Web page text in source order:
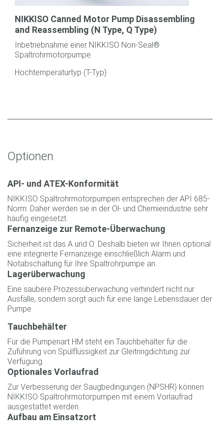
NIKKISO Canned Motor Pump Disassembling
and Reassembling (N Type, Q Type)
Inbetriebnahme einer NIKKISO Non-Seal®
Spaltrohrmotorpumpe.
Hochtemperaturtyp (T-Typ)
Optionen
API- und ATEX-Konformität
NIKKISO Spaltrohrmotorpumpen entsprechen der API 685-
Norm. Daher werden sie in der Öl- und Chemieindustrie sehr
häufig eingesetzt.
Fernanzeige zur Remote-Überwachung
Sicherheit ist das A und O: Deshalb bieten wir Ihnen optional
eine integrierte Fernanzeige einschließlich Alarm und
Notabschaltung für Ihre Spaltrohrpumpe an.
Lagerüberwachung
Eine saubere Prozessüberwachung verhindert nicht nur
Ausfälle, sondern sorgt auch für eine lange Lebensdauer der
Pumpe.
Tauchbehälter
Für die Pumpenart HM steht ein Tauchbehälter für die
Zuführung von Spülflüssigkeit zur Gleitringdichtung zur
Verfügung.
Optionales Vorlaufrad
Zur Verbesserung der Saugbedingungen (NPSHR) können
NIKKISO Spaltrohrmotorpumpen mit einem Vorlaufrad
ausgestattet werden.
Aufbau am Einsatzort